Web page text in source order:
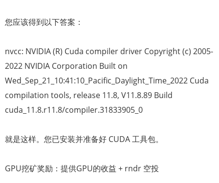
您应该得到以下答案：
nvcc: NVIDIA (R) Cuda compiler driver Copyright (c) 2005-
2022 NVIDIA Corporation Built on
Wed_Sep_21_10:41:10_Pacific_Daylight_Time_2022 Cuda
compilation tools, release 11.8, V11.8.89 Build
cuda_11.8.r11.8/compiler.31833905_0
就是这样。您已安装并准备好 CUDA 工具包。
GPU挖矿奖励：提供GPU的收益 + rndr 空投